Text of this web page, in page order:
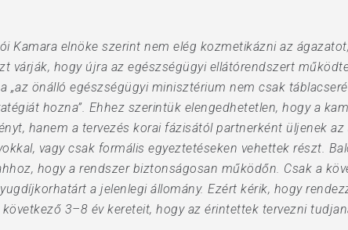
Kamara elnöke szerint nem elég kozmetikázni az
várják, hogy újra az egészségügyi ellátórendszert
„az önálló egészségügyi minisztérium nem csak
hozna”. Ehhez szerintük elengedhetetlen, hogy a
hanem a tervezés korai fázisától partnerként üljenek
vagy csak formális egyeztetéseken vehettek részt.
hogy a rendszer biztonságosan működőn. Csak a
a jelenlegi állomány. Ezért kérik, hogy
3–8 év kereteit, hogy az érintettek tervezni